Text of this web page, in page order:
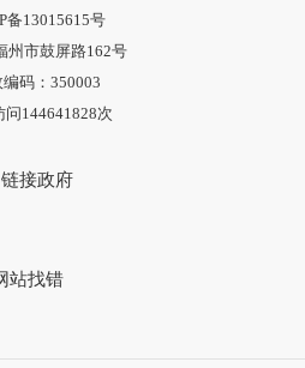
备13015615号
州市鼓屏路162号
码：350003
问144641828次